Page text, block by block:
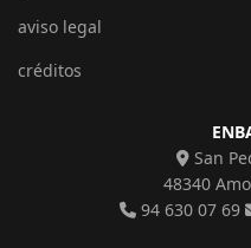
aviso legal
créditos
San
48340
94 630 07 69